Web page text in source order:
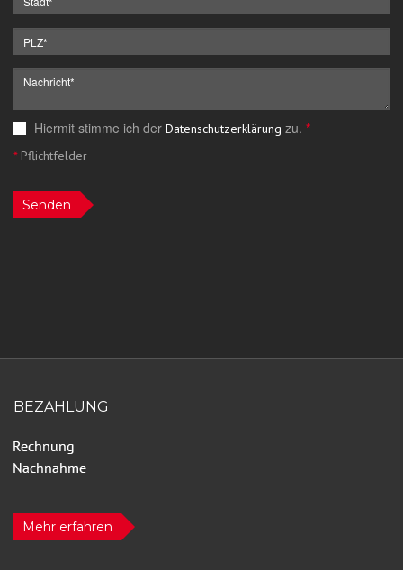
Hiermit stimme ich der Datenschutzerklärung zu. *
*Pflichtfelder
Senden
BEZAHLUNG
Mehr erfahren